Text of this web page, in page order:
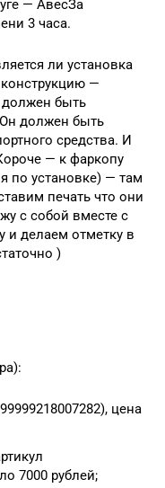
— АвесЗа
3 часа.
ли установка
—
быть
должен быть
средства. И
— к фаркопу
по установке) — там
печать что они
с собой вместе с
и делаем отметку в
)
цена
7000 рублей;